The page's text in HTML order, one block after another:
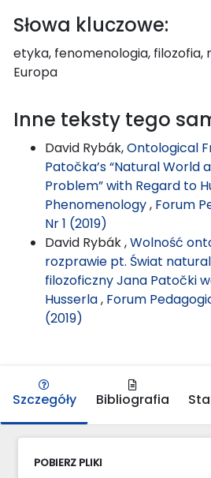
Słowa kluczowe:
etyka, fenomenologia, filozofia,
Europa
Inne teksty tego
David Rybák,Ontological
Patočka’s “Natural World
Problem” with Regard to
Phenomenology, Forum
Nr 1 (2019)
David Rybák ,Wolność
rozprawie pt. Świat
filozoficzny Jana Patočki
Husserla, Forum
(2019)
Szczegóły Bibliografia
POBIERZ PLIKI